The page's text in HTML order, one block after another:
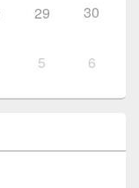
29 30
5 6